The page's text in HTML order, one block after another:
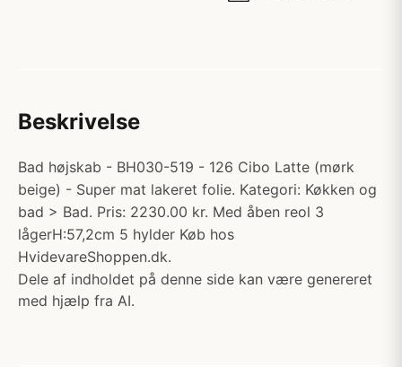
Beskrivelse
Bad højskab - BH030-519 - 126 Cibo Latte (mørk
beige) - Super mat lakeret folie. Kategori: Køkken og
bad > Bad. Pris: 2230.00 kr. Med åben reol 3
lågerH:57,2cm 5 hylder Køb hos
HvidevareShoppen.dk.
Dele af indholdet på denne side kan være genereret
med hjælp fra AI.